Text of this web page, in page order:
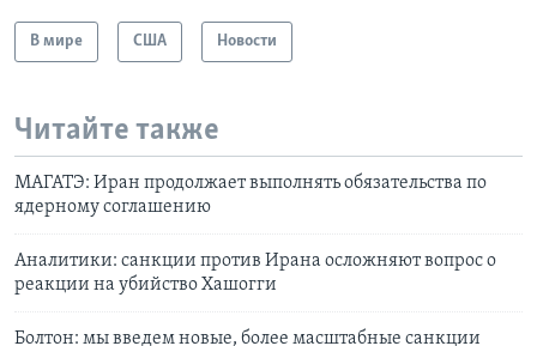
В мире США Новости
Читайте также
МАГАТЭ: Иран продолжает выполнять обязательства по
ядерному соглашению
Аналитики: санкции против Ирана осложняют вопрос о
реакции на убийство Хашогги
Болтон: мы введем новые, более масштабные санкции